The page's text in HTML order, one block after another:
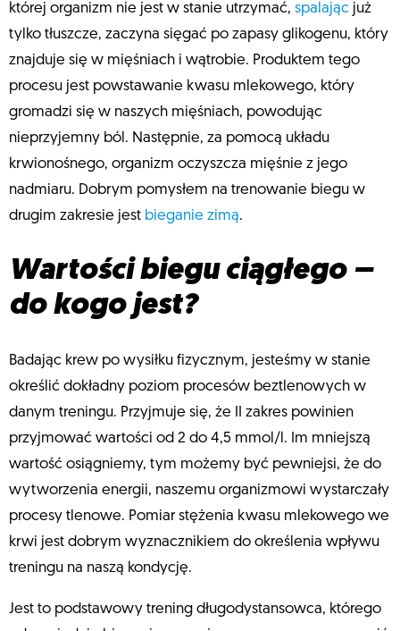
której organizm nie jest w stanie utrzymać, spalając już
tylko tłuszcze, zaczyna sięgać po zapasy glikogenu, który
znajduje się w mięśniach i wątrobie. Produktem tego
procesu jest powstawanie kwasu mlekowego, który
gromadzi się w naszych mięśniach, powodując
nieprzyjemny ból. Następnie, za pomocą układu
krwionośnego, organizm oczyszcza mięśnie z jego
nadmiaru. Dobrym pomysłem na trenowanie biegu w
drugim zakresie jest bieganie zimą.
Wartości biegu ciągłego –
do kogo jest?
Badając krew po wysiłku fizycznym, jesteśmy w stanie
określić dokładny poziom procesów beztlenowych w
danym treningu. Przyjmuje się, że II zakres powinien
przyjmować wartości od 2 do 4,5 mmol/l. Im mniejszą
wartość osiągniemy, tym możemy być pewniejsi, że do
wytworzenia energii, naszemu organizmowi wystarczały
procesy tlenowe. Pomiar stężenia kwasu mlekowego we
krwi jest dobrym wyznacznikiem do określenia wpływu
treningu na naszą kondycję.
Jest to podstawowy trening długodystansowca, którego